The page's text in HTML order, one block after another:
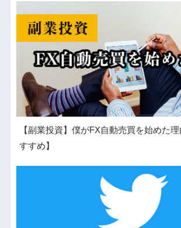
【副業投資】僕がFX自動売買を始めた
すすめ】